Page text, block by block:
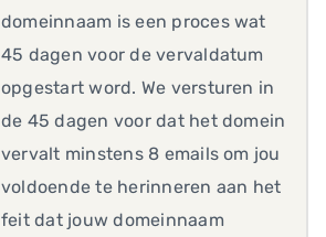
domeinnaam is een proces wat
45 dagen voor de vervaldatum
opgestart word. We versturen in
de 45 dagen voor dat het domein
vervalt minstens 8 emails om jou
voldoende te herinneren aan het
feit dat jouw domeinnaam